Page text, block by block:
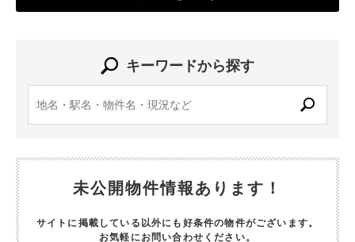
キーワードから探す
未公開物件情報あります！
サイトに掲載している以外にも好条件の物件がございます。
お気軽にお問い合わせください。